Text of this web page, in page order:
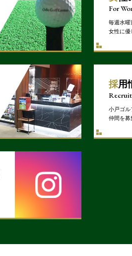
For
毎週水曜
女性に優
採
Recruit
小戸ゴル
仲間を募